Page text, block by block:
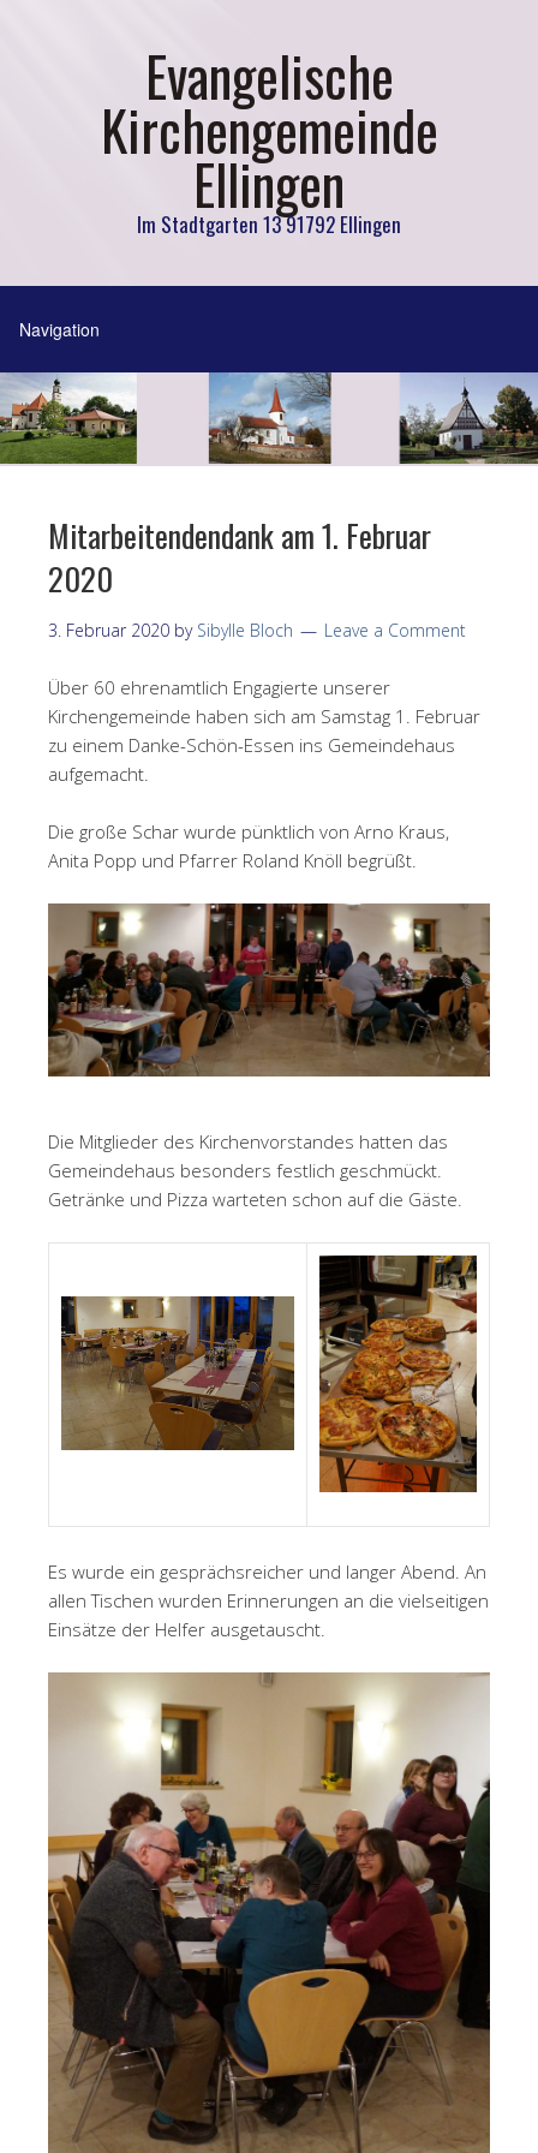
Evangelische
Kirchengemeinde
Ellingen
Im Stadtgarten 13 91792 Ellingen
Mitarbeitendendank am 1. Februar
2020
3. Februar 2020 by Sibylle Bloch Leave a Comment
Über 60 ehrenamtlich Engagierte unserer
Kirchengemeinde haben sich am Samstag 1. Februar
zu einem Danke-Schön-Essen ins Gemeindehaus
aufgemacht.
Die große Schar wurde pünktlich von Arno Kraus,
Anita Popp und Pfarrer Roland Knöll begrüßt.
Die Mitglieder des Kirchenvorstandes hatten das
Gemeindehaus besonders festlich geschmückt.
Getränke und Pizza warteten schon auf die Gäste.
Es wurde ein gesprächsreicher und langer Abend. An
allen Tischen wurden Erinnerungen an die vielseitigen
Einsätze der Helfer ausgetauscht.